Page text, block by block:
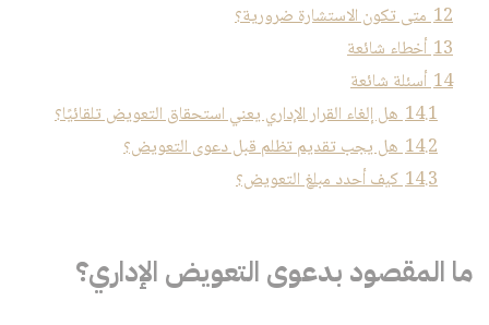
12 متى تكون الاستشارة ضرورية؟
13 أخطاء شائعة
14 أسئلة شائعة
14.1 هل إلغاء القرار الإداري يعني استحقاق التعويض تلقائيًا؟
14.2 هل يجب تقديم تظلم قبل دعوى التعويض؟
14.3 كيف أحدد مبلغ التعويض؟
ما المقصود بدعوى التعويض الإداري؟